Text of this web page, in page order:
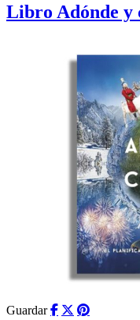
Libro Adónde y
Guardar